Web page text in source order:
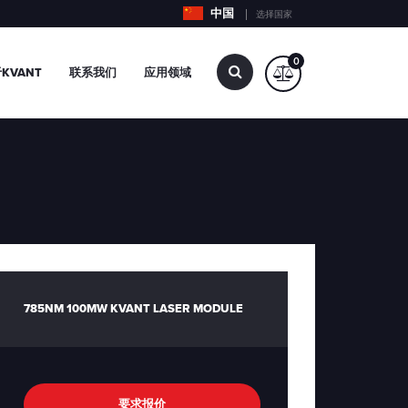
中国 选择国家
联系我们 应用领域
查
找…
0
785NM 100MW KVANT LASER MODULE
要求报价